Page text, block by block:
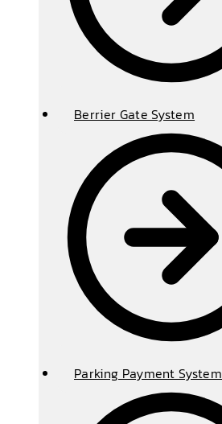
Berrier Gate System
Parking Payment System